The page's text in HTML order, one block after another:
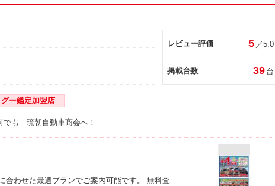
レビュー評価 5 ／5.0
掲載台数 39 台
グー鑑定加盟店
も 琉朝自動車商会へ！
合わせた最適プランでご案内可能です。 無料査